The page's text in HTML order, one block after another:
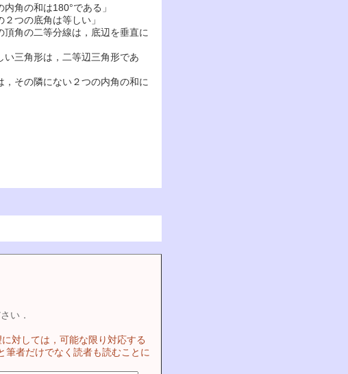
角の和は180°である」
つの底角は等しい」
頂角の二等分線は，底辺を垂直に
い三角形は，二等辺三角形であ
，その隣にない２つの内角の和に
い．
対しては，可能な限り対応する
者だけでなく読者も読むことに